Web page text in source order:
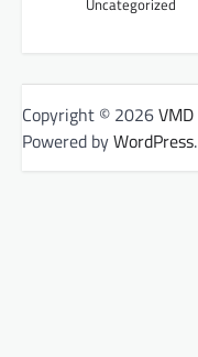
Copyright © 2026VMD
Powered byWordPress.